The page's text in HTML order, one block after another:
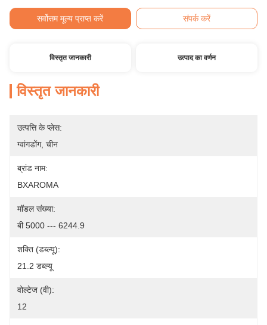
सर्वोत्तम मूल्य प्राप्त करें संपर्क करें
विस्तृत जानकारी उत्पाद का वर्णन
विस्तृत जानकारी
उत्पत्ति के प्लेस:
ग्वांगडोंग, चीन
ब्रांड नाम:
BXAROMA
मॉडल संख्या:
बी 5000 --- 6244.9
शक्ति (डब्ल्यू):
21.2 डब्ल्यू
वोल्टेज (वी):
12